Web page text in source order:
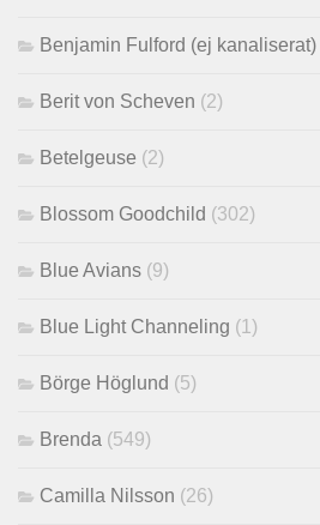
Benjamin Fulford (ej kanaliserat)
Berit von Scheven (2)
Betelgeuse (2)
Blossom Goodchild (302)
Blue Avians (9)
Blue Light Channeling (1)
Börge Höglund (5)
Brenda (549)
Camilla Nilsson (26)